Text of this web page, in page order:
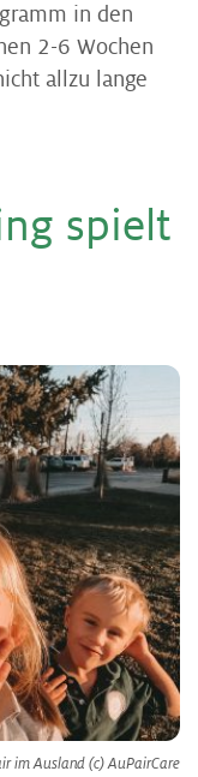
in den
2-6 Wochen
allzu lange
spielt
im Ausland (c) AuPairCare